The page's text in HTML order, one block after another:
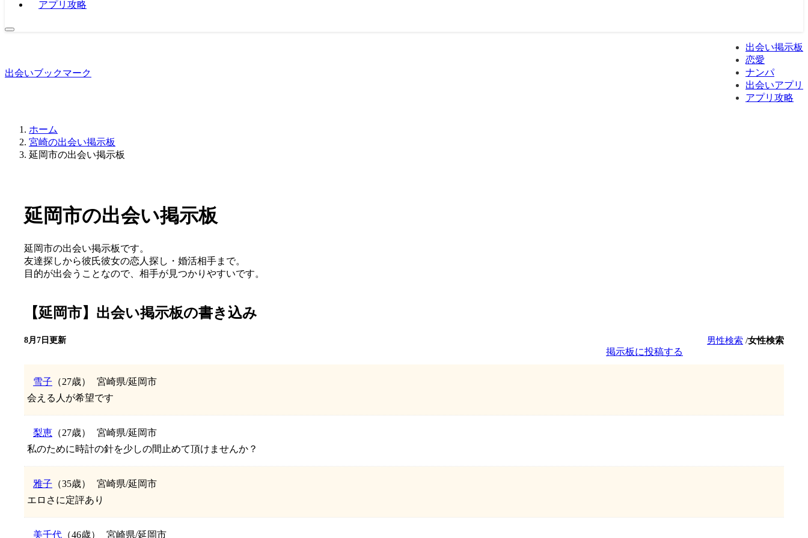
アプリ攻略
出会いブックマーク
出会い掲示板
恋愛
ナンパ
出会いアプリ
アプリ攻略
ホーム
宮崎の出会い掲示板
延岡市の出会い掲示板
延岡市の出会い掲示板
延岡市の出会い掲示板です。
友達探しから彼氏彼女の恋人探し・婚活相手まで。
目的が出会うことなので、相手が見つかりやすいです。
【延岡市】出会い掲示板の書き込み
8月7日更新 男性検索 /女性検索
掲示板に投稿する
雪子 （27歳）
宮崎県/延岡市
会える人が希望です
梨恵 （27歳）
宮崎県/延岡市
私のために時計の針を少しの間止めて頂けませんか？
雅子 （35歳）
宮崎県/延岡市
エロさに定評あり
美千代 （46歳） 宮崎県/延岡市